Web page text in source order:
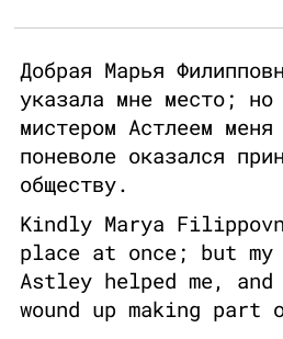
Добрая Марья
указала мне место; но
мистером Астлеем
поневоле оказался
обществу.
Kindly Marya
place at once; but my
Astley helped me,
wound up making part